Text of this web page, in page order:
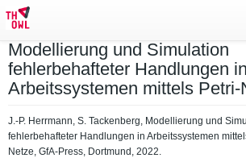
Modellierung und Simulation
fehlerbehafteter Handlungen in
Arbeitssystemen mittels Petri-
J.-P. Herrmann, S. Tackenberg, Modellierung und
fehlerbehafteter Handlungen in Arbeitssystemen
Netze, GfA-Press, Dortmund, 2022.